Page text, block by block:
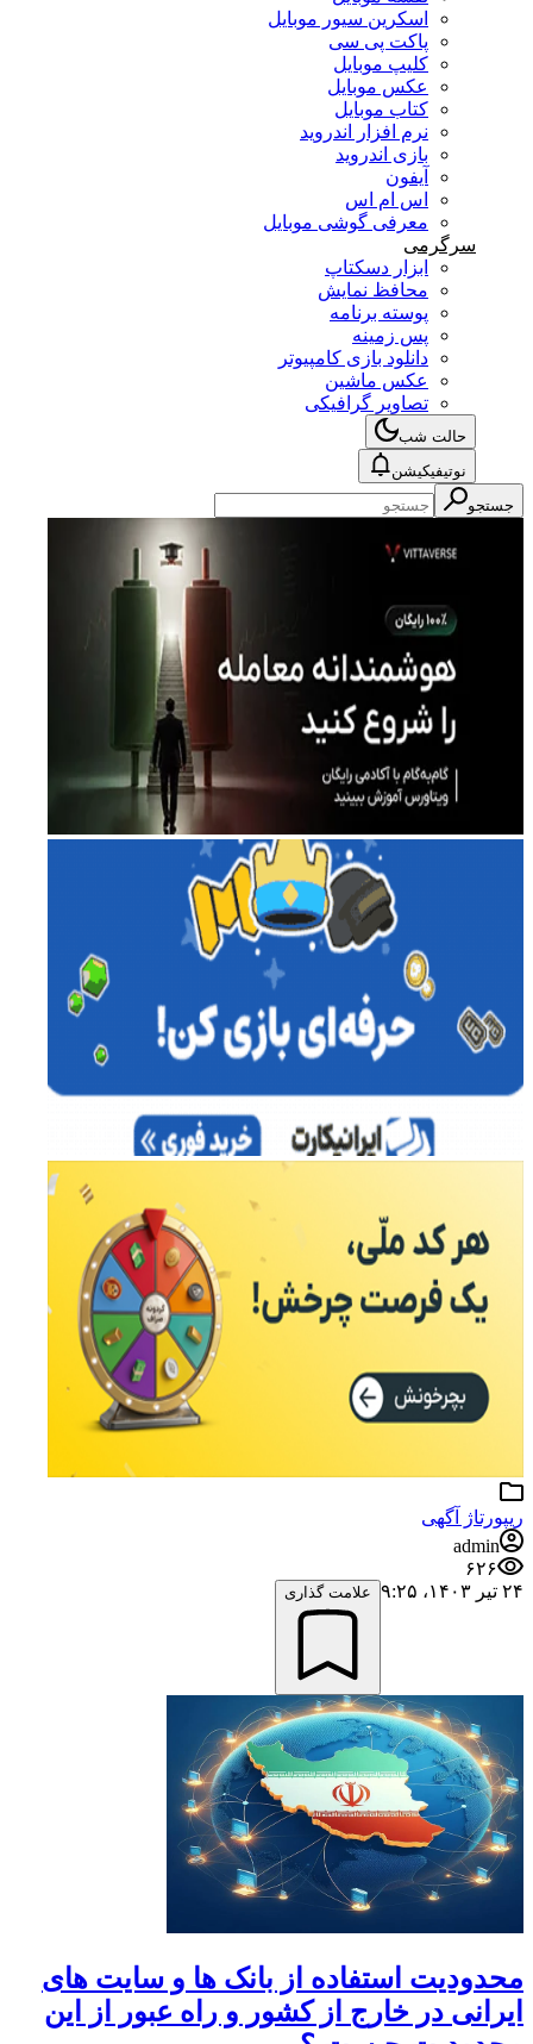
اسکرین سیور موبایل
پاکت پی سی
کلیپ موبایل
عکس موبایل
کتاب موبایل
نرم افزار اندروید
بازی اندروید
آیفون
اس ام اس
معرفی گوشی موبایل
سرگرمی
ابزار دسکتاپ
محافظ نمایش
پوسته برنامه
پس زمینه
دانلود بازی کامپیوتر
عکس ماشین
تصاویر گرافیکی
حالت شب
نوتیفیکیشن
جستجو
ریپورتاژ آگهی
admin
۶۲۶
۲۴ تیر ۱۴۰۳،‏ ۹:۲۵
علامت گذاری
محدودیت استفاده از بانک ها و سایت های
ایرانی در خارج از کشور و راه عبور از این